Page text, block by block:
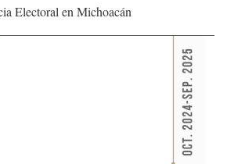
Electoral en Michoacán